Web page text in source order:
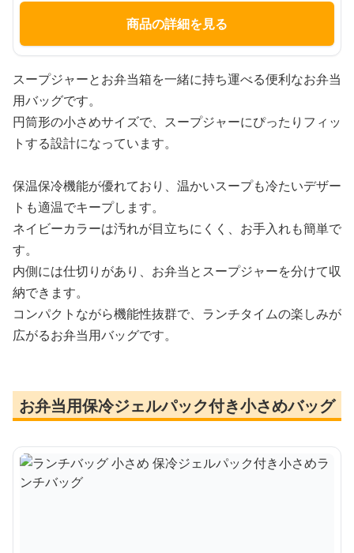
商品の詳細を見る
スープジャーとお弁当箱を一緒に持ち運べる便利なお弁当
用バッグです。
円筒形の小さめサイズで、スープジャーにぴったりフィッ
トする設計になっています。
保温保冷機能が優れており、温かいスープも冷たいデザー
トも適温でキープします。
ネイビーカラーは汚れが目立ちにくく、お手入れも簡単で
す。
内側には仕切りがあり、お弁当とスープジャーを分けて収
納できます。
コンパクトながら機能性抜群で、ランチタイムの楽しみが
広がるお弁当用バッグです。
お弁当用保冷ジェルパック付き小さめバッグ